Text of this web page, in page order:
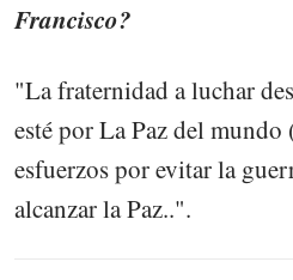
Francisco?
"La fraternidad a luchar
esté por La Paz del
esfuerzos por evitar la
alcanzar la Paz..".